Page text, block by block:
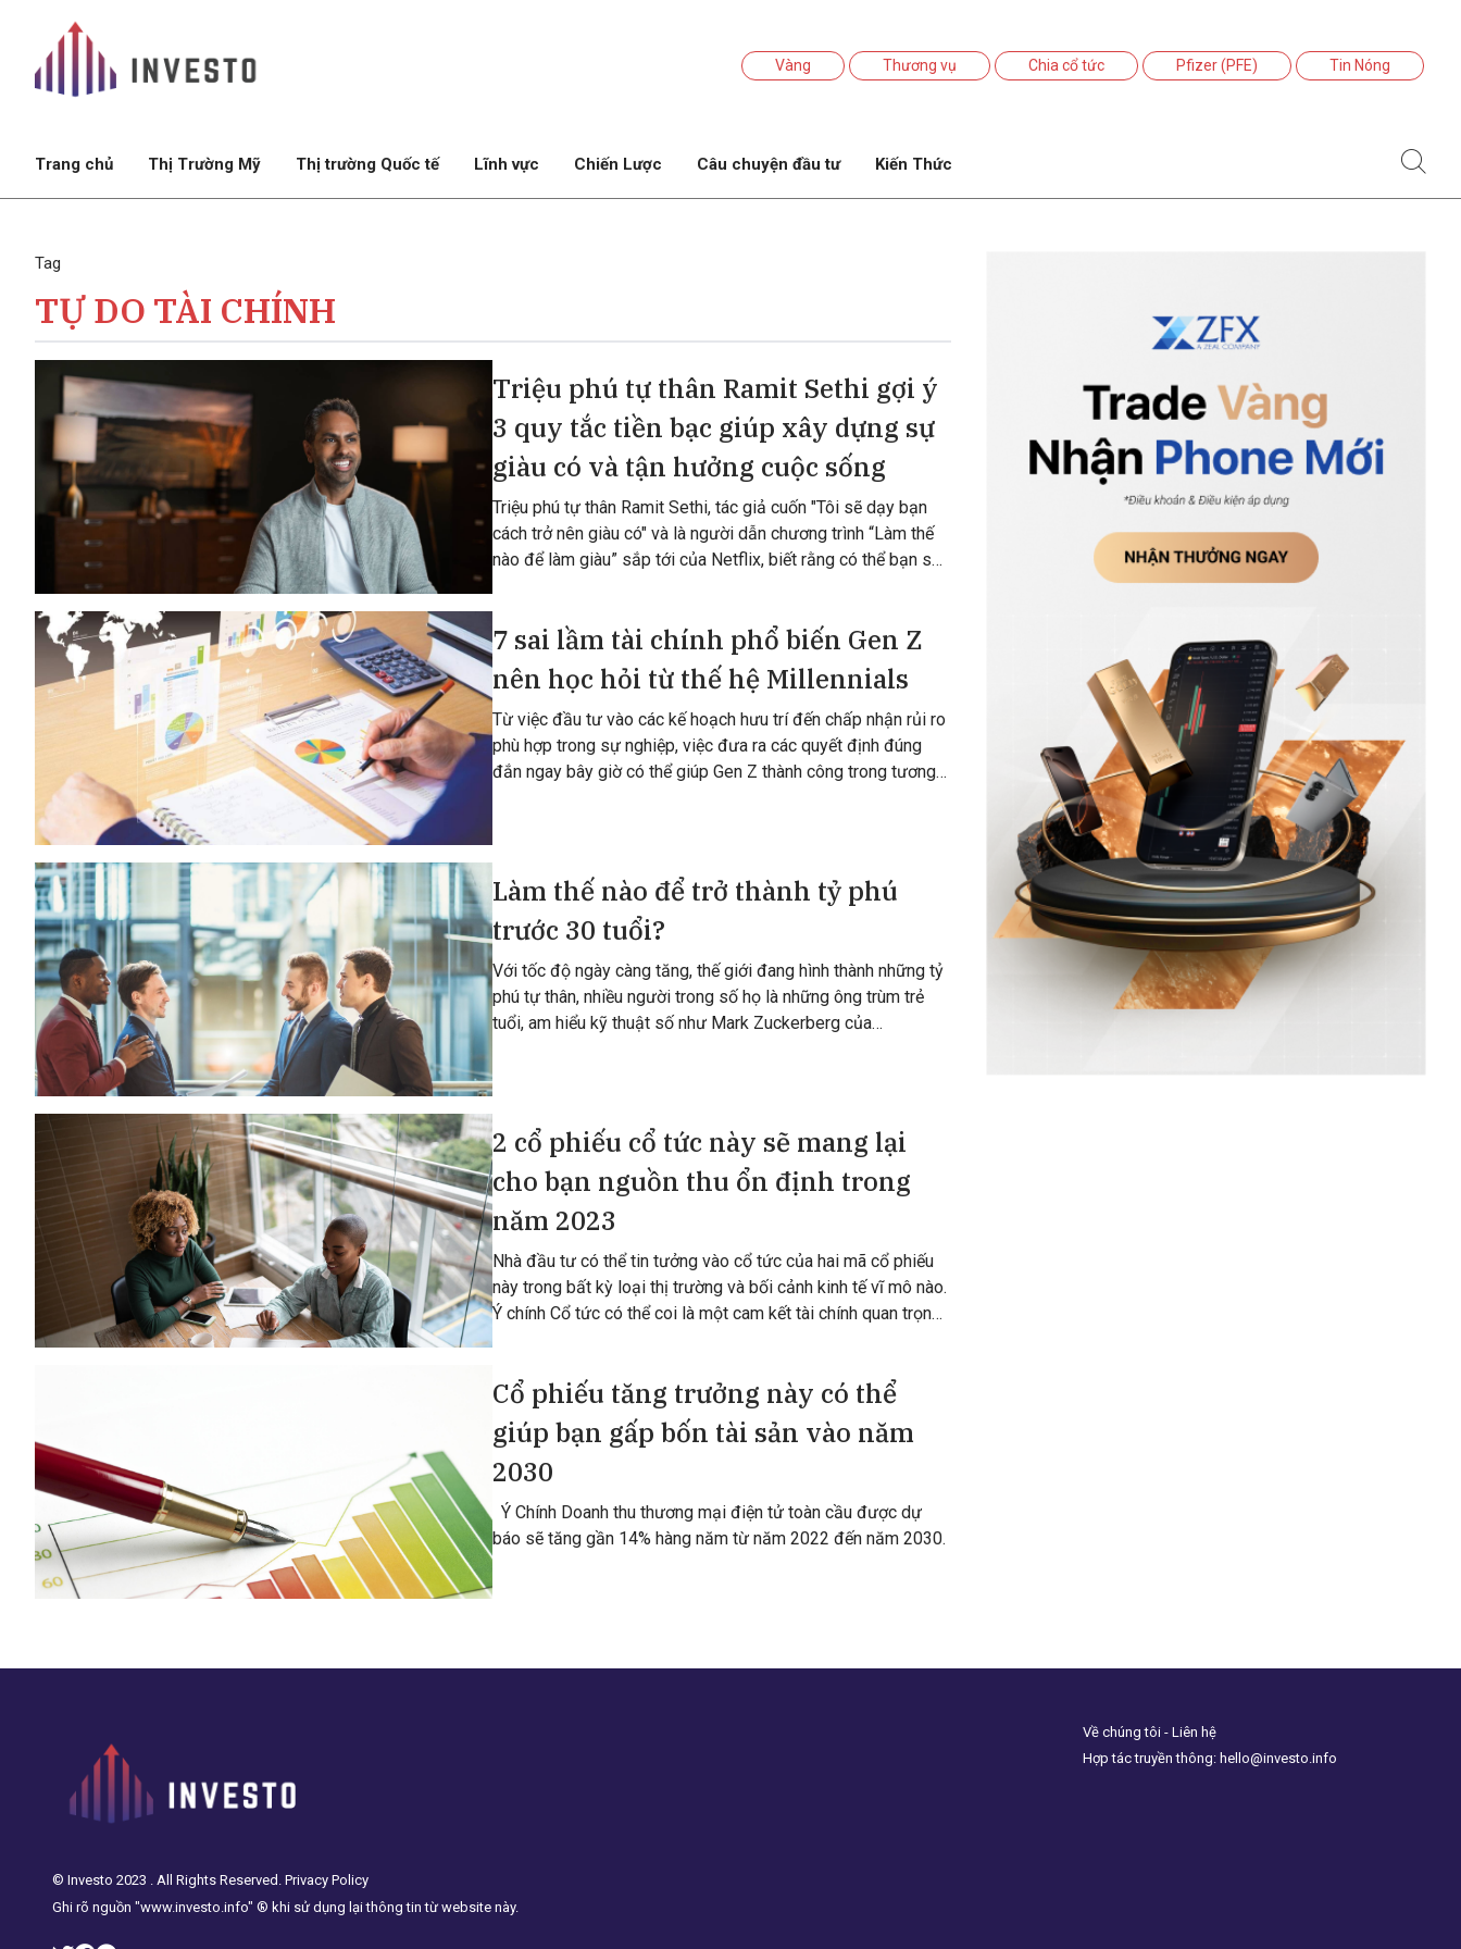
Vàng Thương vụ Chia cổ tức Pfizer (PFE) Tin Nóng
Trang chủ Thị Trường Mỹ Thị trường Quốc tế Lĩnh vực Chiến Lược Câu chuyện đầu tư Kiến Thức
Tag
TỰ DO TÀI CHÍNH
Triệu phú tự thân Ramit Sethi gợi ý
3 quy tắc tiền bạc giúp xây dựng sự
giàu có và tận hưởng cuộc sống
Triệu phú tự thân Ramit Sethi, tác giả cuốn "Tôi sẽ dạy bạn
cách trở nên giàu có" và là người dẫn chương trình “Làm thế
nào để làm giàu” sắp tới của Netflix, biết rằng có thể bạn sẽ
7 sai lầm tài chính phổ biến Gen Z
nên học hỏi từ thế hệ Millennials
Từ việc đầu tư vào các kế hoạch hưu trí đến chấp nhận rủi ro
phù hợp trong sự nghiệp, việc đưa ra các quyết định đúng
đắn ngay bây giờ có thể giúp Gen Z thành công trong tương
Làm thế nào để trở thành tỷ phú
trước 30 tuổi?
Với tốc độ ngày càng tăng, thế giới đang hình thành những tỷ
phú tự thân, nhiều người trong số họ là những ông trùm trẻ
tuổi, am hiểu kỹ thuật số như Mark Zuckerberg của
2 cổ phiếu cổ tức này sẽ mang lại
cho bạn nguồn thu ổn định trong
năm 2023
Nhà đầu tư có thể tin tưởng vào cổ tức của hai mã cổ phiếu
này trong bất kỳ loại thị trường và bối cảnh kinh tế vĩ mô nào.
Ý chính Cổ tức có thể coi là một cam kết tài chính quan trọng
Cổ phiếu tăng trưởng này có thể
giúp bạn gấp bốn tài sản vào năm
2030
Ý Chính Doanh thu thương mại điện tử toàn cầu được dự
báo sẽ tăng gần 14% hàng năm từ năm 2022 đến năm 2030.
© Investo 2023 . All Rights Reserved. Privacy Policy
Ghi rõ nguồn "www.investo.info" ® khi sử dụng lại thông tin từ website này.
Về chúng tôi - Liên hệ
Hợp tác truyền thông: hello@investo.info